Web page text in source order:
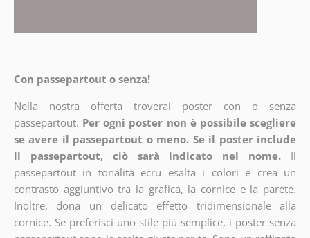
Con passepartout o senza!
Nella nostra offerta troverai poster con o senza
passepartout. Per ogni poster non è possibile scegliere
se avere il passepartout o meno. Se il poster include
il passepartout, ciò sarà indicato nel nome.
Il
passepartout in tonalità ecru esalta i colori e crea un
contrasto aggiuntivo tra la grafica, la cornice e la parete.
Inoltre, dona un delicato effetto tridimensionale alla
cornice. Se preferisci uno stile più semplice, i poster senza